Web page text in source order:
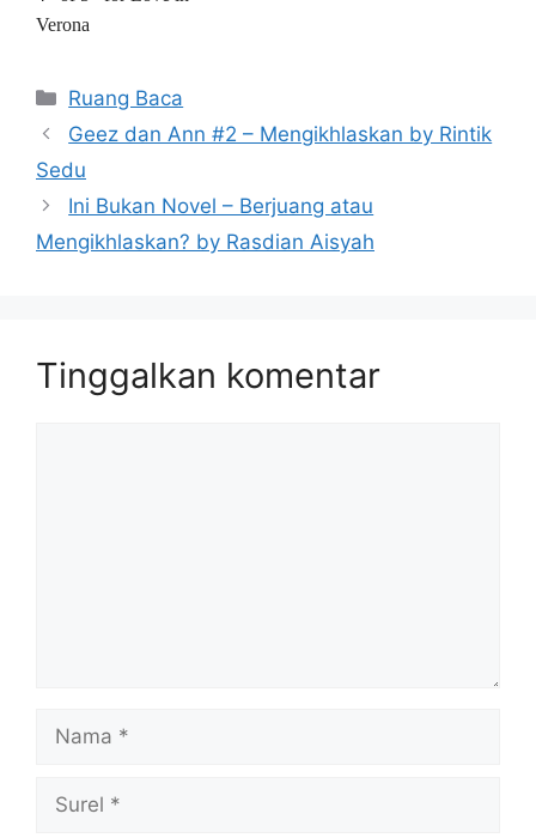
Verona
Kategori
Ruang Baca
Geez dan Ann #2 – Mengikhlaskan by Rintik
Sedu
Ini Bukan Novel – Berjuang atau
Mengikhlaskan? by Rasdian Aisyah
Tinggalkan komentar